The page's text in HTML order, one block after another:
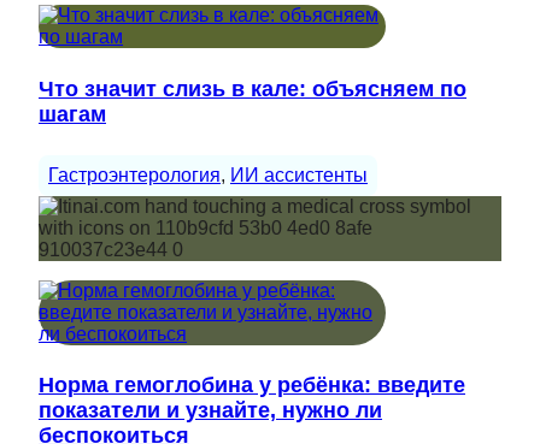
Что значит слизь в кале: объясняем по
шагам
Гастроэнтерология, ИИ ассистенты
Норма гемоглобина у ребёнка: введите
показатели и узнайте, нужно ли
беспокоиться